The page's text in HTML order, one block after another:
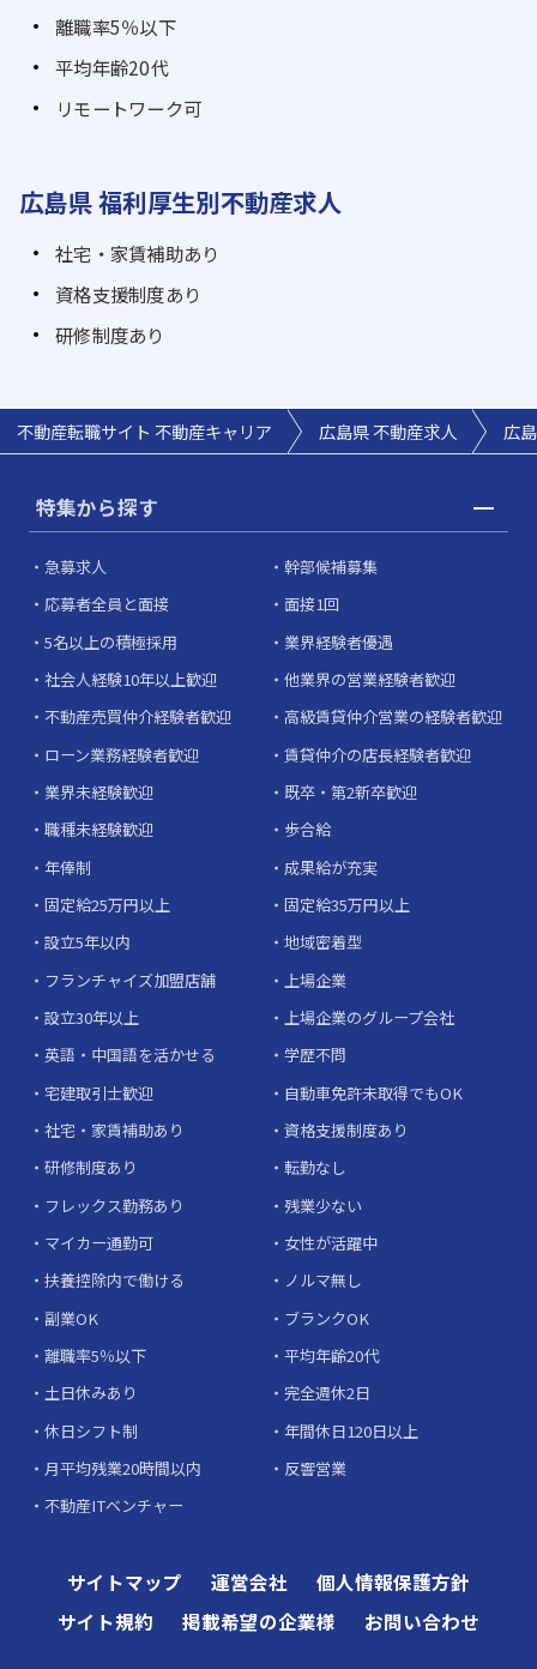
離職率5％以下
平均年齢20代
リモートワーク可
広島県 福利厚生別不動産求人
社宅・家賃補助あり
資格支援制度あり
研修制度あり
不動産転職サイト 不動産キャリア 広島県 不動産求人 広
特集から探す
急募求人
幹部候補募集
応募者全員と面接
面接1回
5名以上の積極採用
業界経験者優遇
社会人経験10年以上歓迎
他業界の営業経験者歓迎
不動産売買仲介経験者歓迎
高級賃貸仲介営業の経験者歓迎
ローン業務経験者歓迎
賃貸仲介の店長経験者歓迎
業界未経験歓迎
既卒・第2新卒歓迎
職種未経験歓迎
歩合給
年俸制
成果給が充実
固定給25万円以上
固定給35万円以上
設立5年以内
地域密着型
フランチャイズ加盟店舗
上場企業
設立30年以上
上場企業のグループ会社
英語・中国語を活かせる
学歴不問
宅建取引士歓迎
自動車免許未取得でもOK
社宅・家賃補助あり
資格支援制度あり
研修制度あり
転勤なし
フレックス勤務あり
残業少ない
マイカー通勤可
女性が活躍中
扶養控除内で働ける
ノルマ無し
副業OK
ブランクOK
離職率5％以下
平均年齢20代
土日休みあり
完全週休2日
休日シフト制
年間休日120日以上
月平均残業20時間以内
反響営業
不動産ITベンチャー
サイトマップ 運営会社
個人情報保護方針
サイト規約
掲載希望の企業様 お問い合わせ